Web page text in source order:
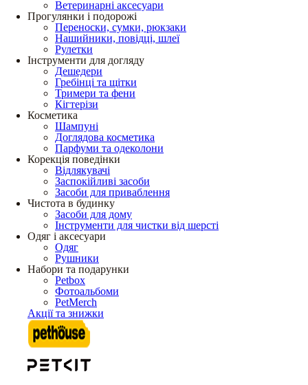
Ветеринарні аксесуари
Прогулянки і подорожі
Переноски, сумки, рюкзаки
Нашийники, повідці, шлеї
Рулетки
Інструменти для догляду
Дешедери
Гребінці та щітки
Тримери та фени
Кігтерізи
Косметика
Шампуні
Доглядова косметика
Парфуми та одеколони
Корекція поведінки
Відлякувачі
Заспокійливі засоби
Засоби для приваблення
Чистота в будинку
Засоби для дому
Інструменти для чистки від шерсті
Одяг і аксесуари
Одяг
Рушники
Набори та подарунки
Petbox
Фотоальбоми
PetMerch
Акції та знижки